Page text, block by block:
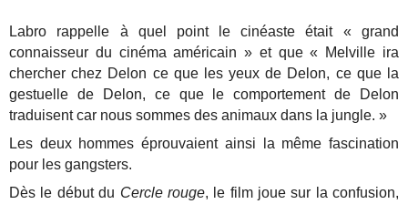
Labro rappelle à quel point le cinéaste était « grand
connaisseur du cinéma américain » et que « Melville ira
chercher chez Delon ce que les yeux de Delon, ce que la
gestuelle de Delon, ce que le comportement de Delon
traduisent car nous sommes des animaux dans la jungle. »
Les deux hommes éprouvaient ainsi la même fascination
pour les gangsters.
Dès le début du Cercle rouge, le film joue sur la confusion,